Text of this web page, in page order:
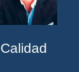
Calidad